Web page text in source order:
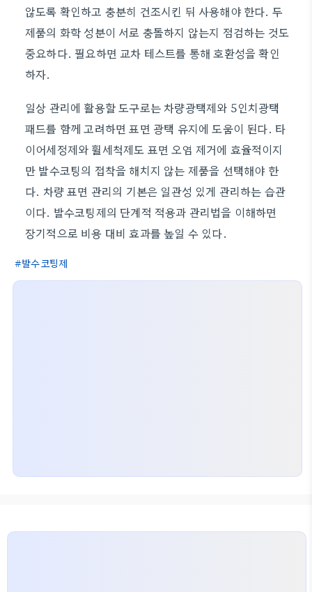
않도록 확인하고 충분히 건조시킨 뒤 사용해야 한다. 두
제품의 화학 성분이 서로 충돌하지 않는지 점검하는 것도
중요하다. 필요하면 교차 테스트를 통해 호환성을 확인
하자.
일상 관리에 활용할 도구로는 차량광택제와 5인치광택
패드를 함께 고려하면 표면 광택 유지에 도움이 된다. 타
이어세정제와 휠세척제도 표면 오염 제거에 효율적이지
만 발수코팅의 접착을 해치지 않는 제품을 선택해야 한
다. 차량 표면 관리의 기본은 일관성 있게 관리하는 습관
이다. 발수코팅제의 단계적 적용과 관리법을 이해하면
장기적으로 비용 대비 효과를 높일 수 있다.
발수코팅제